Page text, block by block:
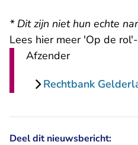
* Dit zijn niet hun echte
Lees hier meer 'Op de
Afzender
Rechtbank
Deel dit nieuwsbericht: